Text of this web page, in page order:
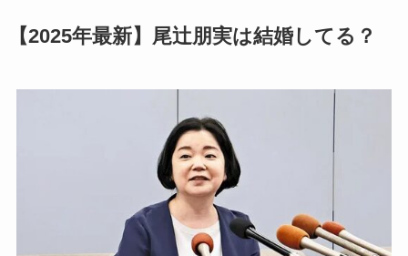
【2025年最新】尾辻朋実は結婚してる？